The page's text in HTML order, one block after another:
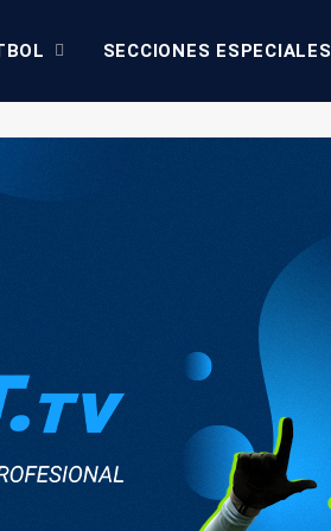
SECCIONES ESPECIALES